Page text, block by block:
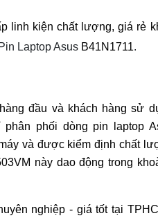
linh kiện chất lượng, giá rẻ
Laptop Asus B41N1711.
đầu và khách hàng sử
phối dòng pin laptop
và được kiểm định chất
này dao động trong
nghiệp - giá tốt tại